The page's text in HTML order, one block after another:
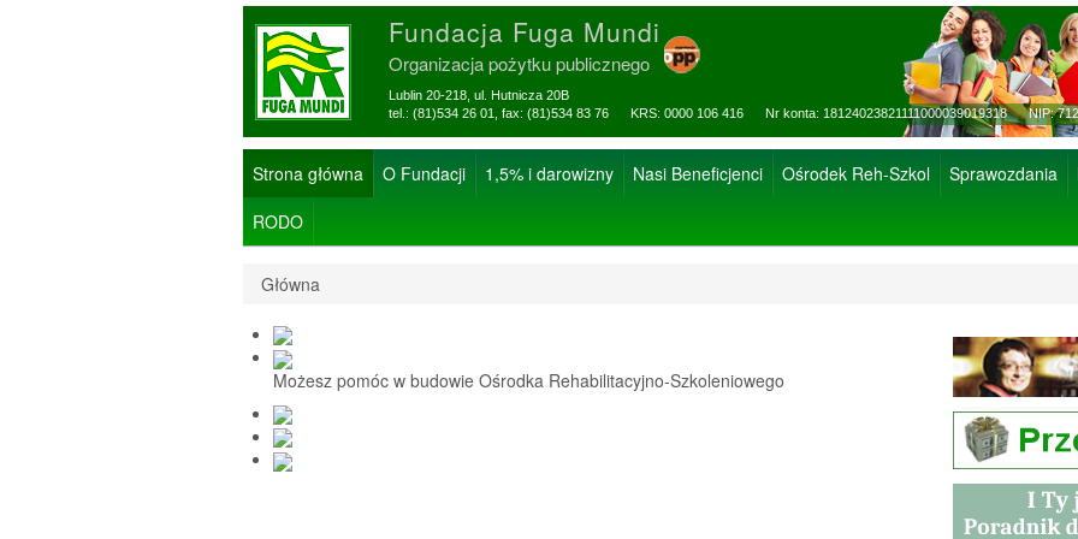
Fundacja Fuga Mundi
Organizacja pożytku publicznego
Lublin 20-218, ul. Hutnicza 20B
tel.: (81)534 26 01, fax: (81)534 83 76 KRS: 0000 106 416 Nr konta: 18124023821111000039019318 NIP:
Strona główna O Fundacji 1,5% i darowizny Nasi Beneficjenci Ośrodek Reh-Szkol Sprawozdania
RODO
Główna
Możesz pomóc w budowie Ośrodka Rehabilitacyjno-Szkoleniowego